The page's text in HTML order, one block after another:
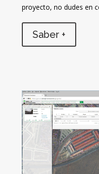
proyecto, no dudes en
Saber +